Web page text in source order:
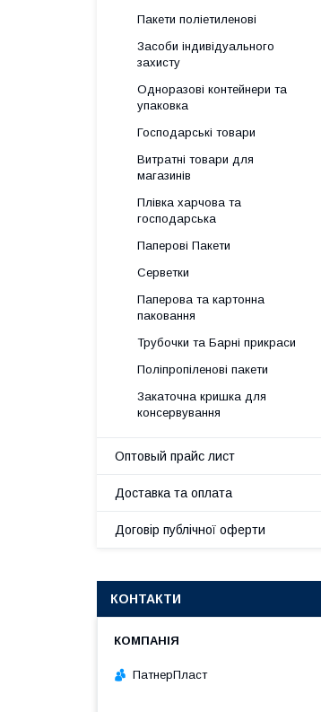
Пакети поліетиленові
Засоби індивідуального
захисту
Одноразові контейнери та
упаковка
Господарські товари
Витратні товари для
магазинів
Плівка харчова та
господарська
Паперові Пакети
Серветки
Паперова та картонна
паковання
Трубочки та Барні прикраси
Поліпропіленові пакети
Закаточна кришка для
консервування
Оптовый прайс лист
Доставка та оплата
Договір публічної оферти
КОНТАКТИ
ПатнерПласт